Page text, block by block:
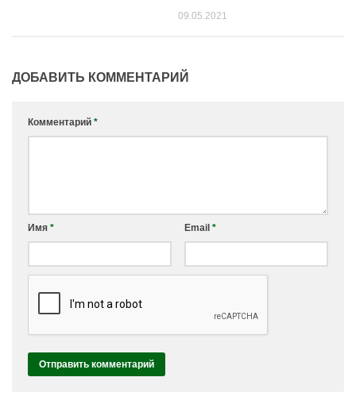
09.05.2021
ДОБАВИТЬ КОММЕНТАРИЙ
Комментарий *
Имя * Email *